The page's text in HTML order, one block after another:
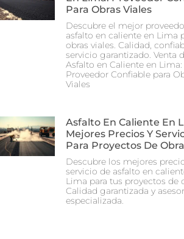
Para Obras Viales
Descubre el mejor
asfalto en caliente en Lima
obras viales. Calidad,
servicio garantizado. Venta
Asfalto en Caliente en Lima:
Proveedor Confiable para
Viales
Asfalto En Caliente En
Mejores Precios Y
Para Proyectos De
Descubre los mejores
servicio de asfalto en
Lima para tus proyectos de
Calidad garantizada y
especializada.